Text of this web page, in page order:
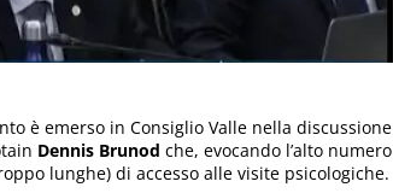
è emerso in Consiglio Valle nella discussione
Dennis Brunod che, evocando l’alto numero
lunghe) di accesso alle visite psicologiche.